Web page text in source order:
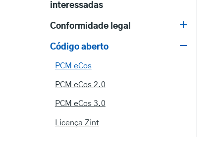
Stakeholder
Engagement
interessadas
Conformidade legal
Código aberto
PCM eCos
PCM eCos 2.0
PCM eCos 3.0
Licença Zint